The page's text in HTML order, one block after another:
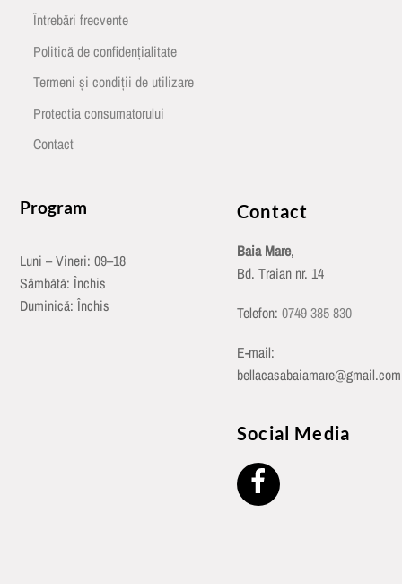
Întrebări frecvente
Politică de confidențialitate
Termeni și condiții de utilizare
Protectia consumatorului
Contact
Program
Luni – Vineri: 09–18
Sâmbătă: Închis
Duminică: Închis
Contact
Baia Mare,
Bd. Traian nr. 14
Telefon: 0749 385 830
E-mail:
bellacasabaiamare@gmail.com
Social Media